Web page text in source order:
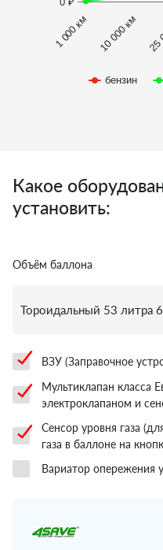
бензин
1 000 км 10 000 км
Какое
установить:
Объём баллона
ВЗУ (Заправочное
Мультиклапан класса
электроклапаном и
Сенсор уровня газа
газа в баллоне на
Вариатор опережения